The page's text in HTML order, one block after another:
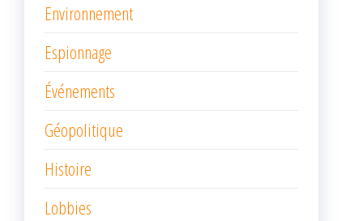
Environnement
Espionnage
Événements
Géopolitique
Histoire
Lobbies